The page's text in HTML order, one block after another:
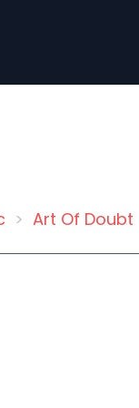
Art Of Doubt